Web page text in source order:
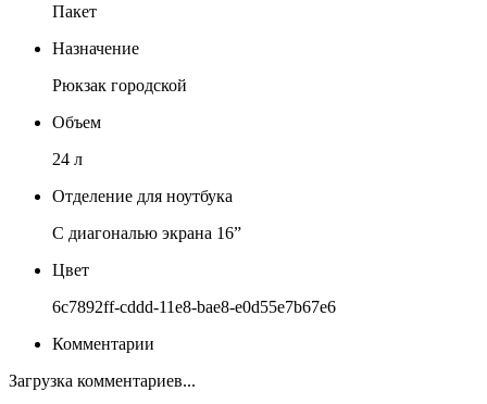
Пакет
Назначение
Рюкзак городской
Объем
24 л
Отделение для ноутбука
С диагональю экрана 16”
Цвет
6c7892ff-cddd-11e8-bae8-e0d55e7b67e6
Комментарии
Загрузка комментариев...